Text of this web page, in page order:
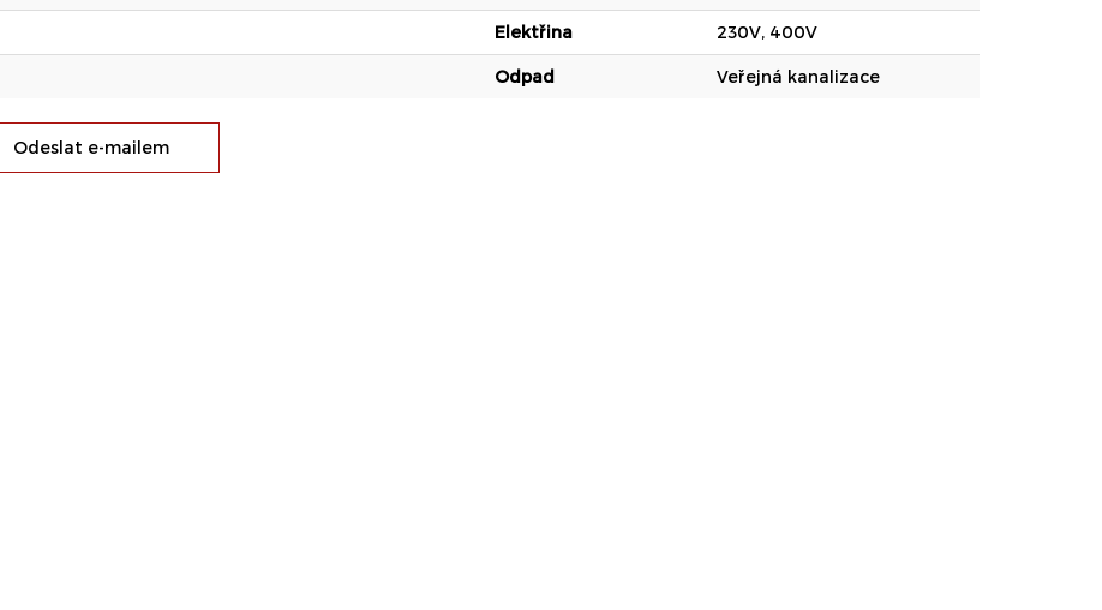
Elektřina 230V, 400V
Odpad Veřejná kanalizace
Odeslat e-mailem